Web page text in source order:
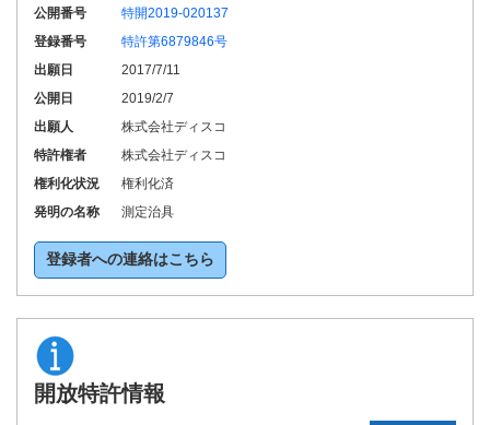
公開番号
特開2019-020137
登録番号
特許第6879846号
出願日
2017/7/11
公開日
2019/2/7
出願人
株式会社ディスコ
特許権者
株式会社ディスコ
権利化状況
権利化済
発明の名称
測定治具
登録者への連絡はこちら
開放特許情報